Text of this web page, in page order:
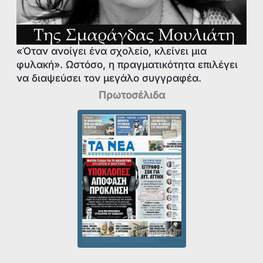
«Όταν ανοίγει ένα σχολείο, κλείνει μια
φυλακή». Ωστόσο, η πραγματικότητα επιλέγει
να διαψεύσει τον μεγάλο συγγραφέα.
Πρωτοσέλιδα